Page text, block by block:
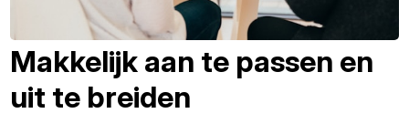
Makkelijk aan te passen en
uit te breiden